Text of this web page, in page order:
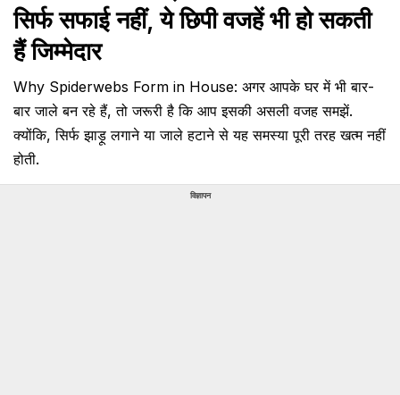
सिर्फ सफाई नहीं, ये छिपी वजहें भी हो सकती
हैं जिम्मेदार
Why Spiderwebs Form in House: अगर आपके घर में भी बार-
बार जाले बन रहे हैं, तो जरूरी है कि आप इसकी असली वजह समझें.
क्योंकि, सिर्फ झाड़ू लगाने या जाले हटाने से यह समस्या पूरी तरह खत्म नहीं
होती.
विज्ञापन